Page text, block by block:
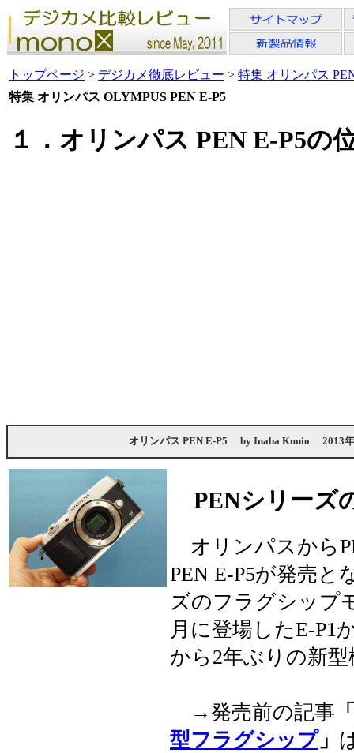
トップページ > デジカメ徹底レビュー > 特集 オリンパス
特集 オリンパス OLYMPUS PEN E-P5
１．オリンパス PEN E-P5の
オリンパス PEN E-P5 by Inaba Kunio 2013
PENシリーズ
オリンパスから
PEN E-P5が発売と
ズのフラグシップ
月に登場したE-P1
から2年ぶりの新
→発売前の記事
型フラグシップ」